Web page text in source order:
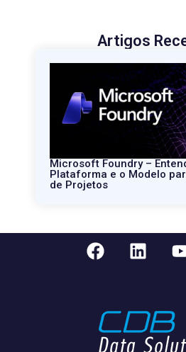
Artigos
Microsoft Foundry –
Plataforma e o Modelo
de Projetos